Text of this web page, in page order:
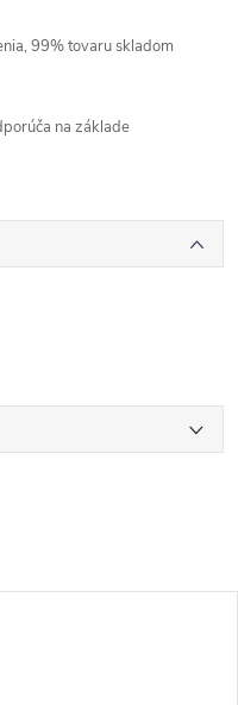
99% tovaru skladom
na základe